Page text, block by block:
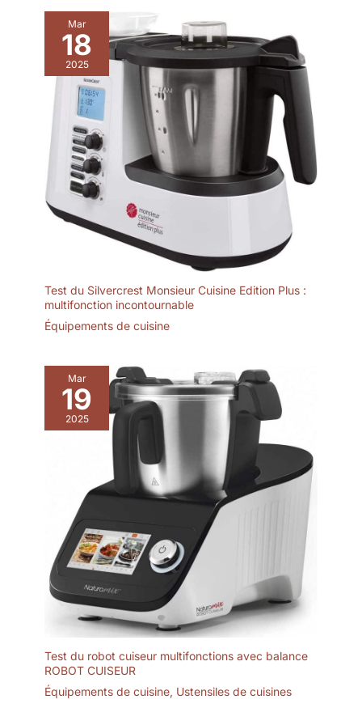
cette machine à granita est
parfaite pour la maison, les
fêtes ou le bureau. Compacte
(39,8 × 19 × 40,7 cm), elle
s’intègre partout. Elle permet de
préparer jusqu’à 8 verres de
boissons glacées ou 12 cornets
de glace grâce à cette machine
à glace et sorbetière
polyvalente. Une excellente
machine a slush pour toutes les
occasions. 【Conservation du
froid 24h】De jour comme de
nuit, que ce soit pour une soirée
cinéma chaleureuse, une fête
dans le jardin ou une longue
célébration, cette machine à
granité / slush machine permet
de garder vos boissons
parfaitement glacées et fraîches
jusqu’à 24 heures. Grâce à ses
comme une véritable machine
grâce à cette machine granita,
qui garantit une fraîcheur
longue durée. 【Conseil
important】Pour une expérience
gustative optimale, nous
recommandons d’utiliser des
liquides contenant au moins 5%
de sucre et un taux d’alcool
compris entre 2,8% et 16%. Il
suffit d’appuyer sur un bouton
pour activer le mélange
uniforme à 360°, permettant de
préparer facilement vos
boissons glacées préférées à la
immédiatement d’un résultat
rafraîchissant et délicieux. Elle
est livrée avec une variété de
recettes de boissons et un
manuel d’utilisation, Si vous
rencontrez un problème lors de
l’utilisation, n’hésitez pas à
engageons à vous fournir une
capacité réelle de la cuve est de 2 L. Les repères de 2 L
(boissons fraîches) et 1,5 L (granités) gravés sur la cuve
indiquent le niveau de remplissage maximal recommandé
Nettoyage facile : Cette machine à boissons givrées dispose
d'un mode de nettoyage automatique pour un entretien
simplifié. Pour un nettoyage en profondeur, il suffit de
déverrouiller la poignée arrière, de retirer la cuve ainsi que les
pièces, puis de les rincer à l'eau ou de les placer au lave-
vaisselle. Elle intègre également un bac d'égouttage amovible
dans la partie inférieure, pour plus de praticité
Mar
18
2025
Test du Silvercrest Monsieur Cuisine Edition Plus :
multifonction incontournable
Équipements de cuisine
Mar
19
2025
Test du robot cuiseur multifonctions avec balance
ROBOT CUISEUR
Équipements de cuisine, Ustensiles de cuisines